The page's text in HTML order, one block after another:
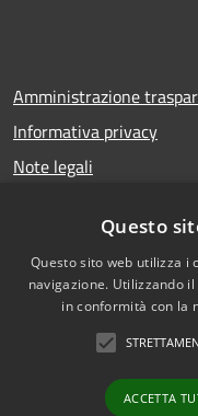
Amministrazione
Informativa privacy
Note legali
Accessibilità
Mappa del sito
Questo
Questo sito web utilizza i
navigazione. Utilizzando
in conformità con la
ACCETTA